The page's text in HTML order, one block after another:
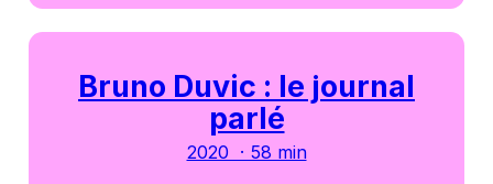
Bruno Duvic : le journal
parlé
2020 · 58 min